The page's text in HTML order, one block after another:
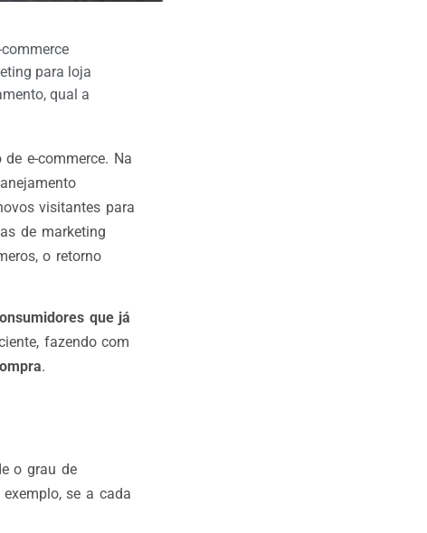
commerce
para loja
, qual a
e-commerce. Na
visitantes para
de marketing
o retorno
que já
fazendo com
.
o grau de
se a cada